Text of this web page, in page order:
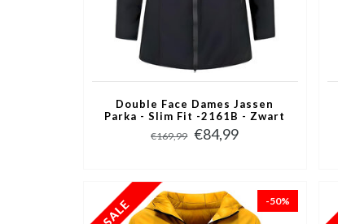
Double Face Dames Jassen
Parka - Slim Fit -2161B - Zwart
€169,99 €84,99
-50%